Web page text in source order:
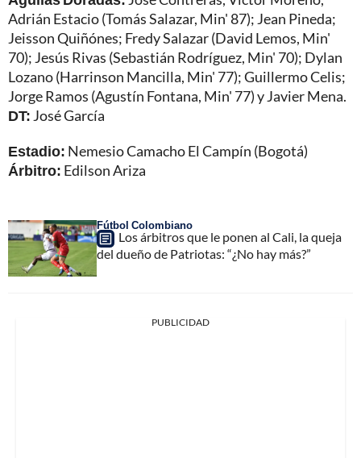
Adrián Estacio (Tomás Salazar, Min' 87); Jean Pineda;
Jeisson Quiñónes; Fredy Salazar (David Lemos, Min'
70); Jesús Rivas (Sebastián Rodríguez, Min' 70); Dylan
Lozano (Harrinson Mancilla, Min' 77); Guillermo Celis;
Jorge Ramos (Agustín Fontana, Min' 77) y Javier Mena.
DT: José García
Estadio: Nemesio Camacho El Campín (Bogotá)
Árbitro: Edilson Ariza
Fútbol Colombiano
Los árbitros que le ponen al Cali, la queja
del dueño de Patriotas: “¿No hay más?”
PUBLICIDAD